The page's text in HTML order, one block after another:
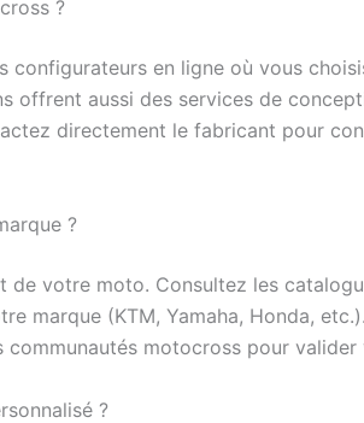
?
en ligne où vous
offrent aussi des services de
directement le fabricant pour
?
de votre moto. Consultez les
marque (KTM, Yamaha, Honda,
communautés motocross pour
?